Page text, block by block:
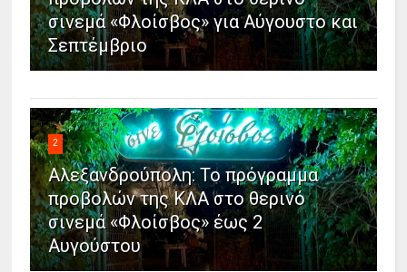
σινεμά «Φλοίσβος» για Αύγουστο και
Σεπτέμβριο
2
Αλεξανδρούπολη: Το πρόγραμμα
προβολών της ΚΛΑ στο θερινό
σινεμά «Φλοίσβος» έως 2
Αυγούστου